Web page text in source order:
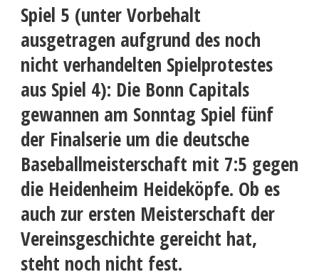
Spiel 5 (unter Vorbehalt
ausgetragen aufgrund des noch
nicht verhandelten Spielprotestes
aus Spiel 4): Die Bonn Capitals
gewannen am Sonntag Spiel fünf
der Finalserie um die deutsche
Baseballmeisterschaft mit 7:5 gegen
die Heidenheim Heideköpfe. Ob es
auch zur ersten Meisterschaft der
Vereinsgeschichte gereicht hat,
steht noch nicht fest.